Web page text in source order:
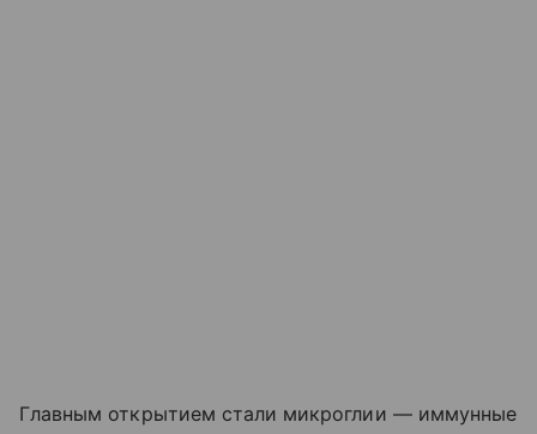
Главным открытием стали микроглии — иммунные